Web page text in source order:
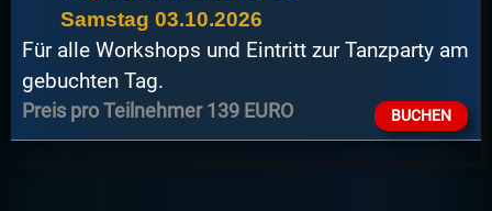
Samstag 03.10.2026
Für alle Workshops und Eintritt zur Tanzparty am
gebuchten Tag.
Preis pro Teilnehmer 139 EURO BUCHEN